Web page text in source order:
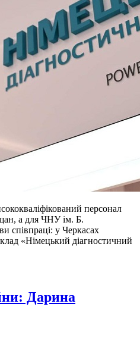
персонал
а для ЧНУ ім. Б.
співпраці: у Черкасах
«Німецький діагностичний
Дарина